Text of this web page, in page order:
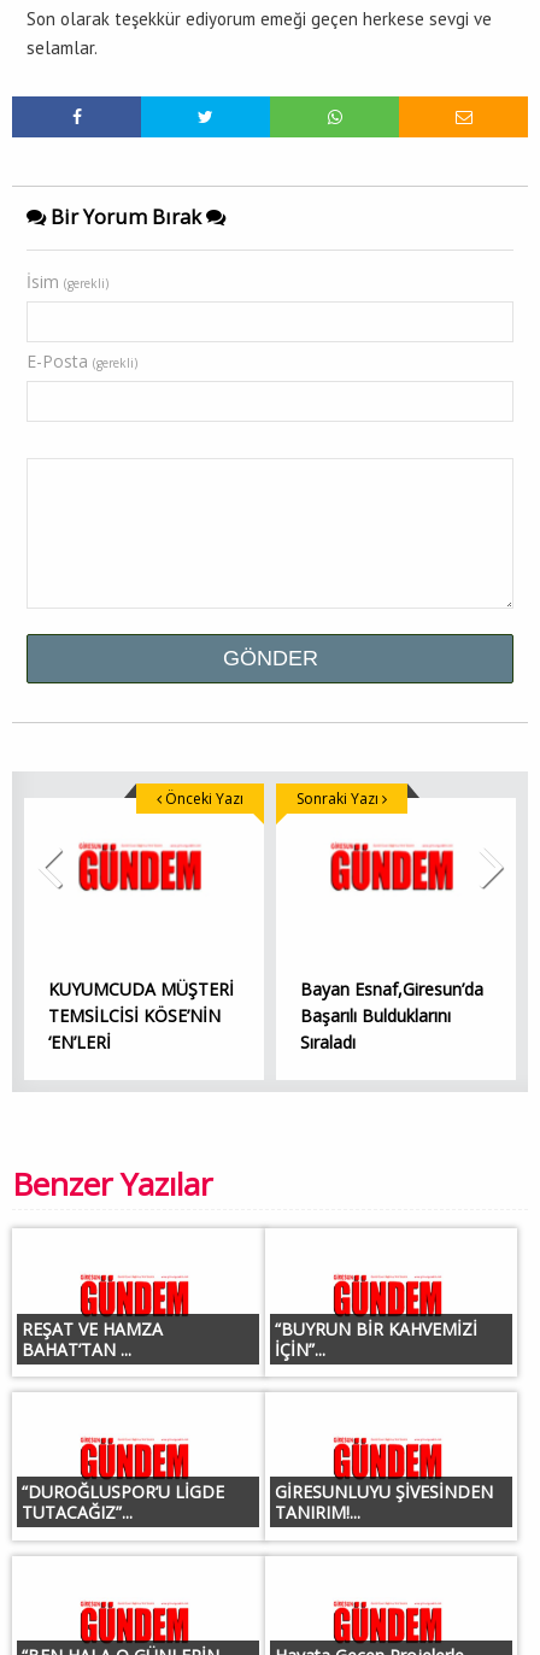
Son olarak teşekkür ediyorum emeği geçen herkese sevgi ve
selamlar.
Bir Yorum Bırak
İsim (gerekli)
E-Posta (gerekli)
KUYUMCUDA MÜŞTERİ
TEMSİLCİSİ KÖSE’NİN
‘EN’LERİ
Önceki Yazı
Bayan Esnaf,Giresun’da
Başarılı Bulduklarını
Sıraladı
Sonraki Yazı
Benzer Yazılar
REŞAT VE HAMZA
BAHAT’TAN ...
“BUYRUN BİR KAHVEMİZİ
İÇİN”...
“DUROĞLUSPOR’U LİGDE
TUTACAĞIZ”...
GİRESUNLUYU ŞİVESİNDEN
TANIRIM!...